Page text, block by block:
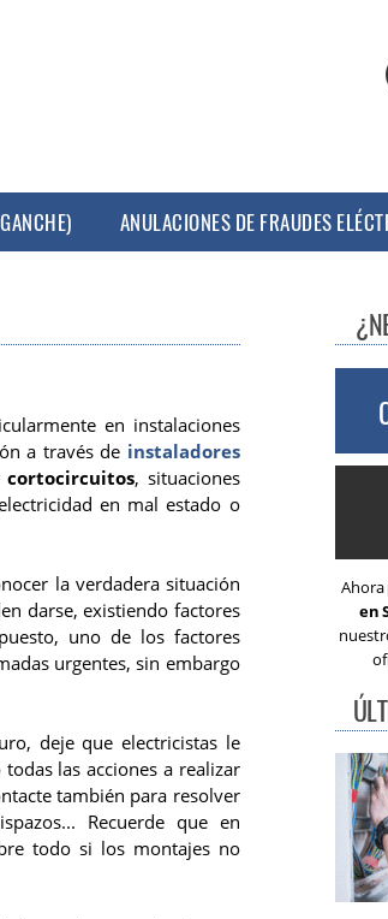
ANULACIONES DE FRAUDES
en instalaciones
a través de instaladores
cortocircuitos, situaciones
en mal estado o
la verdadera situación
darse, existiendo factores
uno de los factores
urgentes, sin embargo
deje que electricistas le
las acciones a realizar
también para resolver
Recuerde que en
todo si los montajes no
Ahora
en